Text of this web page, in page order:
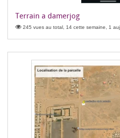
Terrain a damerjog
245 vues au total, 14 cette semaine, 1